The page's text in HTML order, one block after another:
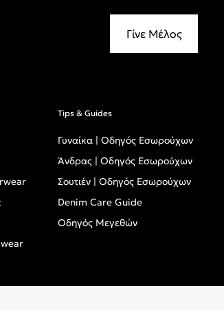
Γίνε Μέλος
Tips & Guides
Γυναίκα | Οδηγός Εσωρούχων
Άνδρας | Οδηγός Εσωρούχων
Σουτιέν | Οδηγός Εσωρούχων
Denim Care Guide
Οδηγός Μεγεθών